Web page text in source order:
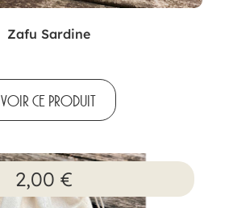
Zafu Sardine
VOIR CE PRODUIT
2,00 €